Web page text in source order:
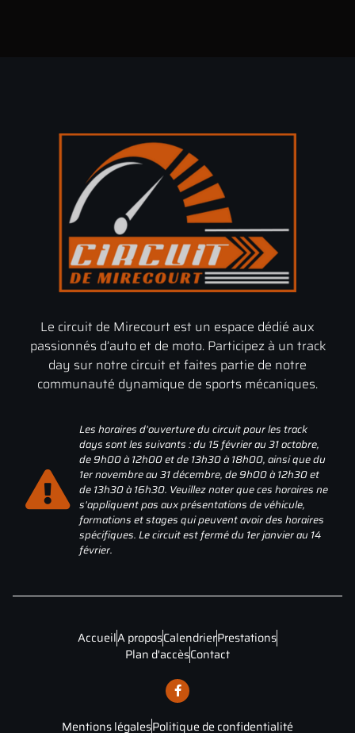
Le circuit de Mirecourt est un espace dédié aux
passionnés d’auto et de moto. Participez à un track
day sur notre circuit et faites partie de notre
communauté dynamique de sports mécaniques.
Les horaires d'ouverture du circuit pour les track
days sont les suivants : du 15 février au 31 octobre,
de 9h00 à 12h00 et de 13h30 à 18h00, ainsi que du
1er novembre au 31 décembre, de 9h00 à 12h30 et
de 13h30 à 16h30. Veuillez noter que ces horaires ne
s'appliquent pas aux présentations de véhicule,
formations et stages qui peuvent avoir des horaires
spécifiques. Le circuit est fermé du 1er janvier au 14
février.
AccueilA proposCalendrierPrestations
Plan d'accèsContact
Mentions légalesPolitique de confidentialité